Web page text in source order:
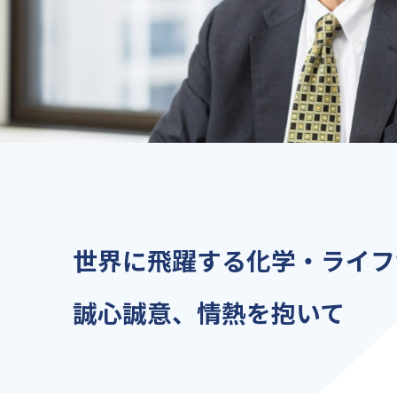
世界に飛躍する化学・ライ
誠心誠意、情熱を抱いて